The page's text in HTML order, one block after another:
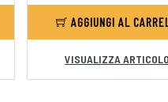
AGGIUNGI AL
VISUALIZZA ARTICOLO